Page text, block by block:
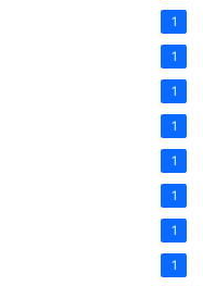
1
1
1
1
1
1
1
1